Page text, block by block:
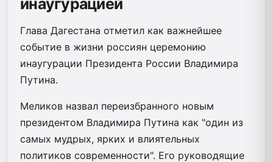
Глава Дагестана отметил как важнейшее
событие в жизни россиян церемонию
инаугурации Президента России Владимира
Путина.
Меликов назвал переизбранного новым
президентом Владимира Путина как "один из
самых мудрых, ярких и влиятельных
политиков современности". Его руководящие